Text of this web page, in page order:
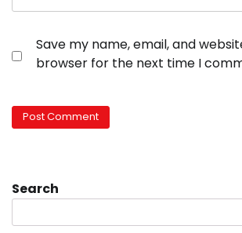
Save my name, email, and
browser for the next time I
Search